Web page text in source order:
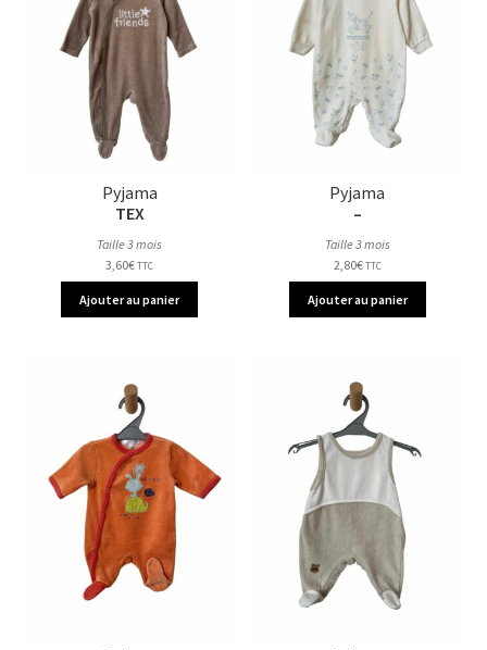
Pyjama
TEX
Taille 3 mois
3,60€ TTC
Ajouter au panier
Pyjama
–
Taille 3 mois
2,80€ TTC
Ajouter au panier